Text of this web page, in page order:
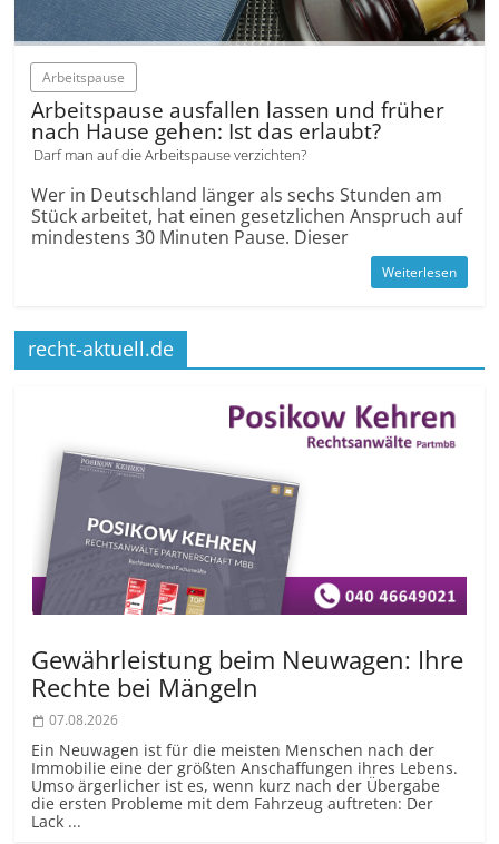
Arbeitspause
Arbeitspause ausfallen lassen und früher
nach Hause gehen: Ist das erlaubt?
Darf man auf die Arbeitspause verzichten?
Wer in Deutschland länger als sechs Stunden am
Stück arbeitet, hat einen gesetzlichen Anspruch auf
mindestens 30 Minuten Pause. Dieser
Weiterlesen
recht-aktuell.de
Gewährleistung beim Neuwagen: Ihre
Rechte bei Mängeln
07.08.2026
Ein Neuwagen ist für die meisten Menschen nach der
Immobilie eine der größten Anschaffungen ihres Lebens.
Umso ärgerlicher ist es, wenn kurz nach der Übergabe
die ersten Probleme mit dem Fahrzeug auftreten: Der
Lack ...